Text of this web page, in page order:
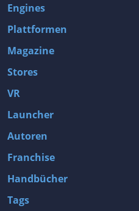
Engines
Plattformen
Magazine
Stores
VR
Launcher
Autoren
Franchise
Handbücher
Tags